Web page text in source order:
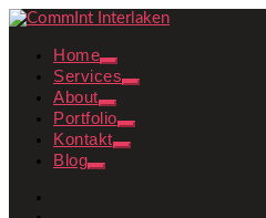
Home
Services
About
Portfolio
Kontakt
Blog